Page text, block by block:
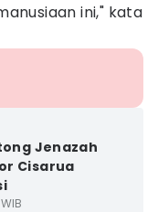
ini," kata
Jenazah
Cisarua